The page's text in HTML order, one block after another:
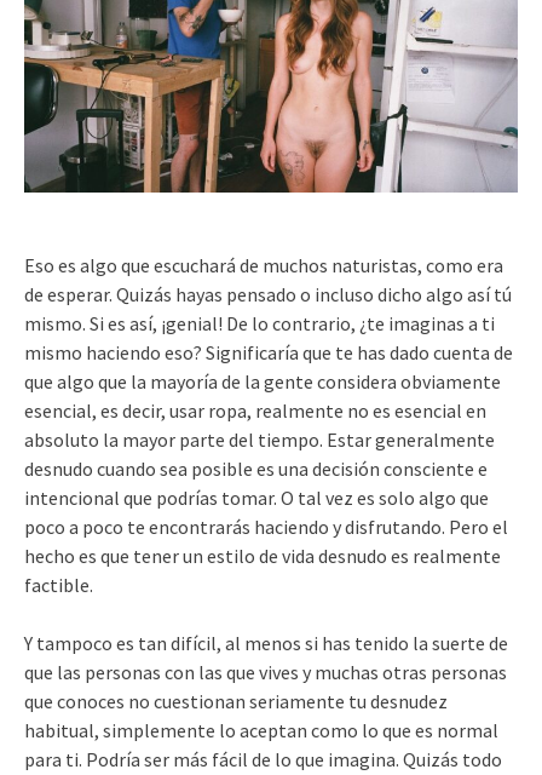
Eso es algo que escuchará de muchos naturistas, como era
de esperar. Quizás hayas pensado o incluso dicho algo así tú
mismo. Si es así, ¡genial! De lo contrario, ¿te imaginas a ti
mismo haciendo eso? Significaría que te has dado cuenta de
que algo que la mayoría de la gente considera obviamente
esencial, es decir, usar ropa, realmente no es esencial en
absoluto la mayor parte del tiempo. Estar generalmente
desnudo cuando sea posible es una decisión consciente e
intencional que podrías tomar. O tal vez es solo algo que
poco a poco te encontrarás haciendo y disfrutando. Pero el
hecho es que tener un estilo de vida desnudo es realmente
factible.
Y tampoco es tan difícil, al menos si has tenido la suerte de
que las personas con las que vives y muchas otras personas
que conoces no cuestionan seriamente tu desnudez
habitual, simplemente lo aceptan como lo que es normal
para ti. Podría ser más fácil de lo que imagina. Quizás todo